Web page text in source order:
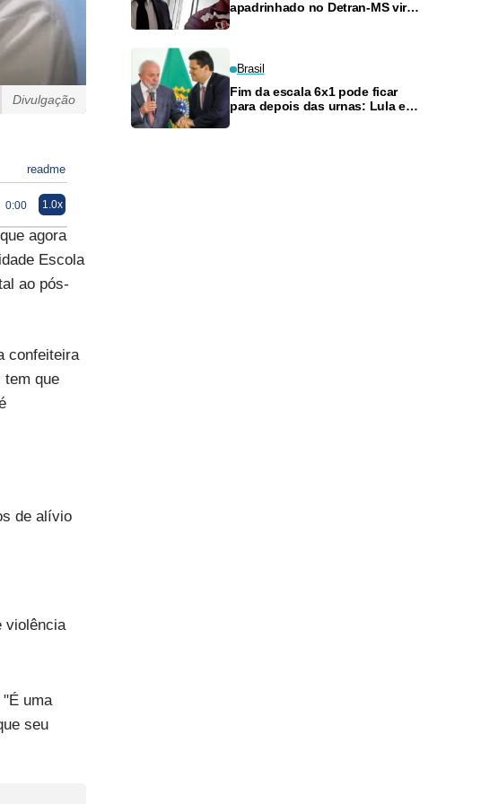
Divulgação
readme
0:00 1.0x
agora
Escola
ao pós-
confeiteira
tem que
de alívio
violência
uma
seu
apadrinhado no Detran-MS vira
Brasil
Fim da escala 6x1 pode ficar
para depois das urnas: Lula e